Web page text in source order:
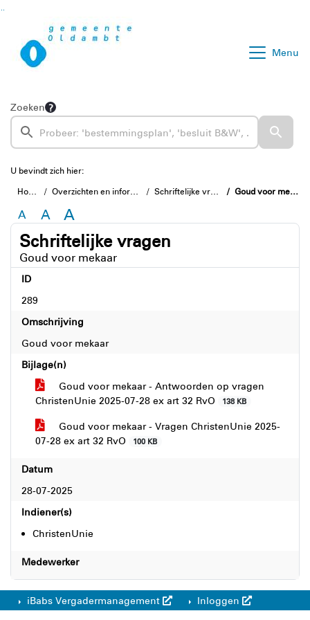
Menu
Zoeken
U bevindt zich hier:
Home
Overzichten en informatie Schriftelijke vragen Goud voor mekaar
A A A
Schriftelijke vragen
Goud voor mekaar
ID
289
Omschrijving
Goud voor mekaar
Bijlage(n)
Goud voor mekaar - Antwoorden op vragen
ChristenUnie 2025-07-28 ex art 32 RvO
138 KB
Goud voor mekaar - Vragen ChristenUnie 2025-
07-28 ex art 32 RvO
100 KB
Datum
28-07-2025
Indiener(s)
ChristenUnie
Medewerker
iBabs Vergadermanagement Inloggen